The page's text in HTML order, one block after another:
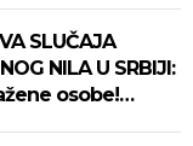
SLUČAJA
NILA U SRBIJI:
osobe!